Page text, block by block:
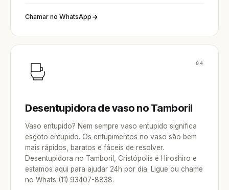
Chamar no WhatsApp
04
Desentupidora de vaso no Tamboril
Vaso entupido? Nem sempre vaso entupido significa
esgoto entupido. Os entupimentos no vaso são bem
mais rápidos, baratos e fáceis de resolver.
Desentupidora no Tamboril, Cristópolis é Hiroshiro e
estamos aqui para ajudar 24h por dia. Ligue ou chame
no Whats (11) 93407-8838.